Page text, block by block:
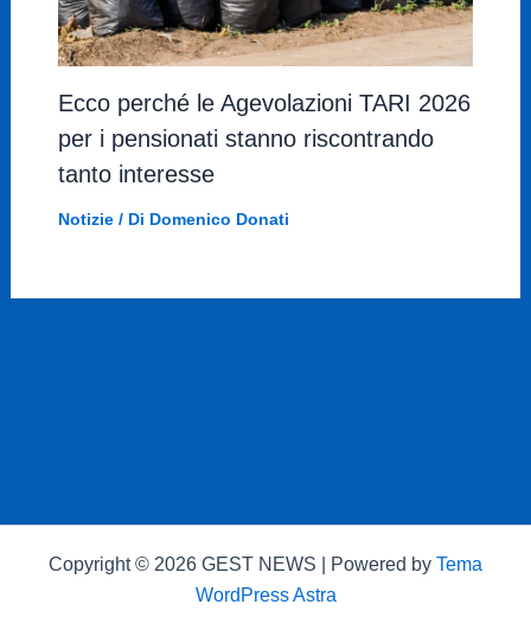
Ecco perché le Agevolazioni TARI 2026
per i pensionati stanno riscontrando
tanto interesse
Notizie/ Di Domenico Donati
Copyright © 2026 GEST NEWS | Powered by Tema
WordPress Astra